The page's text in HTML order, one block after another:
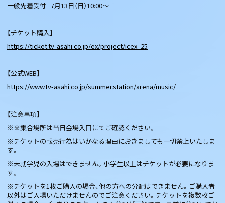
一般先着受付 7月13日（日）10:00～
【チケット購入】
https://ticket.tv-asahi.co.jp/ex/project/icex_25
【公式WEB】
https://www.tv-asahi.co.jp/summerstation/arena/music/
【注意事項】
※※集合場所は当日会場入口にてご確認ください。
※チケットの転売行為はいかなる理由におきましても一切禁止いたしま
す。
※未就学児の入場はできません。小学生以上はチケットが必要になりま
す。
※チケットを1枚ご購入の場合、他の方への分配はできません。ご購入者
以外はご入場いただけませんのでご注意ください。チケットを複数枚ご